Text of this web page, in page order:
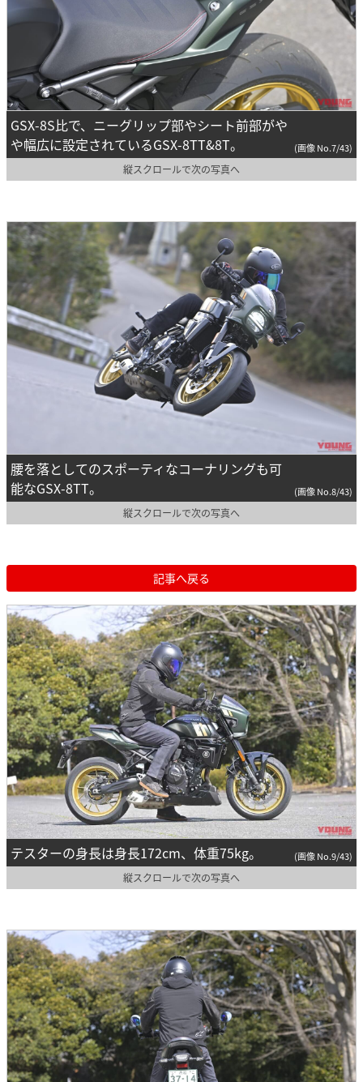
GSX-8S比で、ニーグリップ部やシート前部がや
や幅広に設定されているGSX-8TT&8T。
(画像 No.7/43)
縦スクロールで次の写真へ
腰を落としてのスポーティなコーナリングも可
能なGSX-8TT。
(画像 No.8/43)
縦スクロールで次の写真へ
記事へ戻る
テスターの身長は身長172cm、体重75kg。 (画像 No.9/43)
縦スクロールで次の写真へ